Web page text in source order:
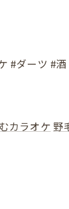
#ダーツ #
カラオケ 野